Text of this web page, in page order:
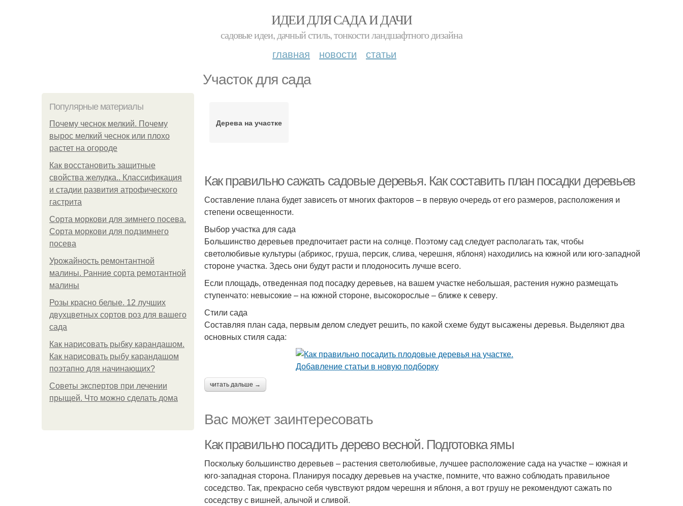
ИДЕИ ДЛЯ САДА И ДАЧИ
садовые идеи, дачный стиль, тонкости ландшафтного дизайна
главная новости статьи
Участок для сада
Популярные материалы
Почему чеснок мелкий. Почему
вырос мелкий чеснок или плохо
растет на огороде
Как восстановить защитные
свойства желудка.. Классификация
и стадии развития атрофического
гастрита
Сорта моркови для зимнего посева.
Сорта моркови для подзимнего
посева
Урожайность ремонтантной
малины. Ранние сорта ремотантной
малины
Розы красно белые. 12 лучших
двухцветных сортов роз для вашего
сада
Как нарисовать рыбку карандашом.
Как нарисовать рыбу карандашом
поэтапно для начинающих?
Советы экспертов при лечении
прыщей. Что можно сделать дома
Дерева на участке
Как правильно сажать садовые деревья. Как составить план посадки деревьев
Составление плана будет зависеть от многих факторов – в первую очередь от его размеров, расположения и
степени освещенности.
Выбор участка для сада
Большинство деревьев предпочитает расти на солнце. Поэтому сад следует располагать так, чтобы
светолюбивые культуры (абрикос, груша, персик, слива, черешня, яблоня) находились на южной или юго-западной
стороне участка. Здесь они будут расти и плодоносить лучше всего.
Если площадь, отведенная под посадку деревьев, на вашем участке небольшая, растения нужно размещать
ступенчато: невысокие – на южной стороне, высокорослые – ближе к северу.
Стили сада
Составляя план сада, первым делом следует решить, по какой схеме будут высажены деревья. Выделяют два
основных стиля сада:
читать дальше →
Вас может заинтересовать
Как правильно посадить дерево весной. Подготовка ямы
Поскольку большинство деревьев – растения светолюбивые, лучшее расположение сада на участке – южная и
юго-западная сторона. Планируя посадку деревьев на участке, помните, что важно соблюдать правильное
соседство. Так, прекрасно себя чувствуют рядом черешня и яблоня, а вот грушу не рекомендуют сажать по
соседству с вишней, алычой и сливой.